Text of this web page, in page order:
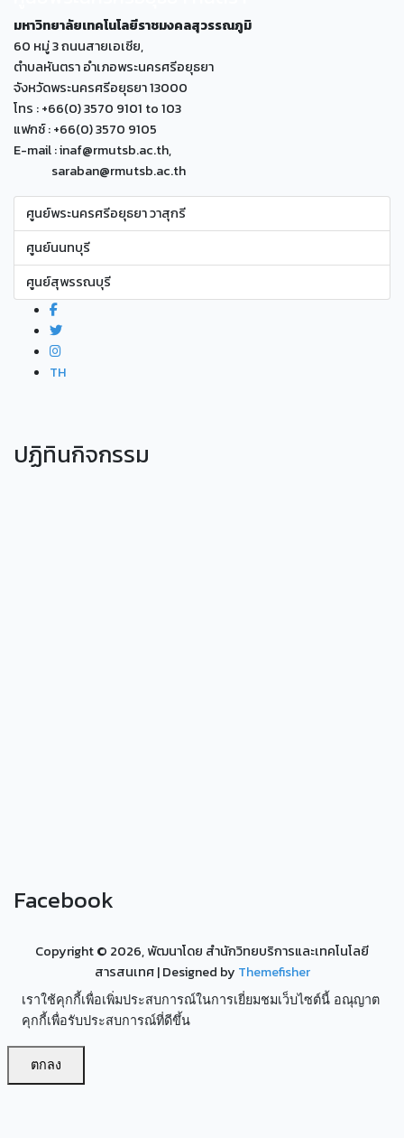
มหาวิทยาลัยเทคโนโลยีราชมงคลสุวรรณภูมิ
60 หมู่ 3 ถนนสายเอเซีย,
ตำบลหันตรา อำเภอพระนครศรีอยุธยา
จังหวัดพระนครศรีอยุธยา 13000
โทร : +66(0) 3570 9101 to 103
แฟกซ์ : +66(0) 3570 9105
E-mail : inaf@rmutsb.ac.th,
saraban@rmutsb.ac.th
ศูนย์พระนครศรีอยุธยา วาสุกรี
ศูนย์นนทบุรี
ศูนย์สุพรรณบุรี
TH
ปฏิทินกิจกรรม
Facebook
Copyright © 2026, พัฒนาโดย สำนักวิทยบริการและเทคโนโลยี
สารสนเทศ| Designed by Themefisher
เราใช้คุกกี้เพื่อเพิ่มประสบการณ์ในการเยี่ยมชมเว็บไซต์นี้ อณุญาต
คุกกี้เพื่อรับประสบการณ์ที่ดีขึ้น
ตกลง